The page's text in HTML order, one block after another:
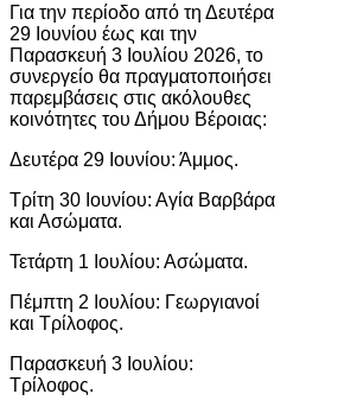
Για την περίοδο από τη Δευτέρα
29 Ιουνίου έως και την
Παρασκευή 3 Ιουλίου 2026, το
συνεργείο θα πραγματοποιήσει
παρεμβάσεις στις ακόλουθες
κοινότητες του Δήμου Βέροιας:
Δευτέρα 29 Ιουνίου: Άμμος.
Τρίτη 30 Ιουνίου: Αγία Βαρβάρα
και Ασώματα.
Τετάρτη 1 Ιουλίου: Ασώματα.
Πέμπτη 2 Ιουλίου: Γεωργιανοί
και Τρίλοφος.
Παρασκευή 3 Ιουλίου:
Τρίλοφος.